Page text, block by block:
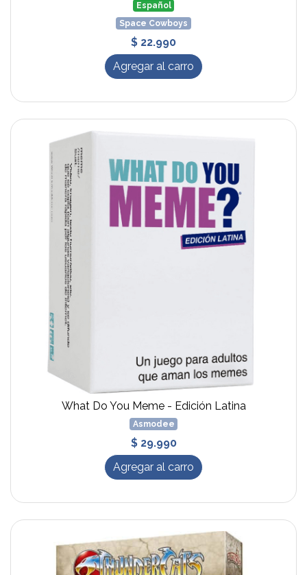
Español
Space Cowboys
$ 22.990
Agregar al carro
What Do You Meme - Edición Latina
Asmodee
$ 29.990
Agregar al carro